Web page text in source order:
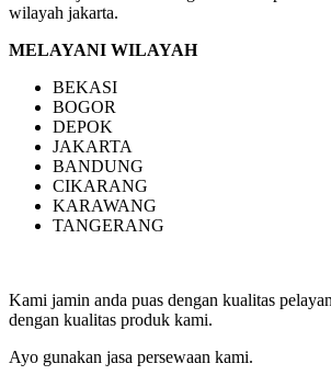
wilayah jakarta.
MELAYANI WILAYAH
BEKASI
BOGOR
DEPOK
JAKARTA
BANDUNG
CIKARANG
KARAWANG
TANGERANG
Kami jamin anda puas dengan kualitas
dengan kualitas produk kami.
Ayo gunakan jasa persewaan kami.